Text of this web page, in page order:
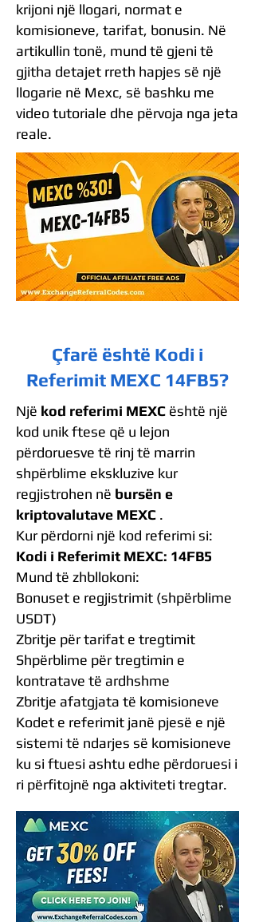
krijoni një llogari, normat e
komisioneve, tarifat, bonusin. Në
artikullin tonë, mund të gjeni të
gjitha detajet rreth hapjes së një
llogarie në Mexc, së bashku me
video tutoriale dhe përvoja nga jeta
reale.
Çfarë është Kodi i
Referimit MEXC 14FB5?
Një kod referimi MEXC është një
kod unik ftese që u lejon
përdoruesve të rinj të marrin
shpërblime ekskluzive kur
regjistrohen në bursën e
kriptovalutave MEXC .
Kur përdorni një kod referimi si:
Kodi i Referimit MEXC: 14FB5
Mund të zhbllokoni:
Bonuset e regjistrimit (shpërblime
USDT)
Zbritje për tarifat e tregtimit
Shpërblime për tregtimin e
kontratave të ardhshme
Zbritje afatgjata të komisioneve
Kodet e referimit janë pjesë e një
sistemi të ndarjes së komisioneve
ku si ftuesi ashtu edhe përdoruesi i
ri përfitojnë nga aktiviteti tregtar.